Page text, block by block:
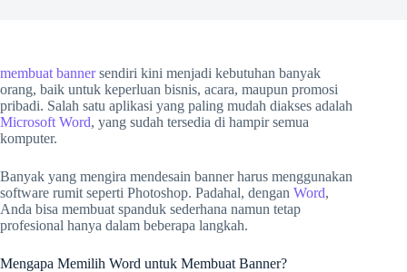
membuat bannersendiri kini menjadi kebutuhan banyak
orang, baik untuk keperluan bisnis, acara, maupun promosi
pribadi. Salah satu aplikasi yang paling mudah diakses adalah
Microsoft Word, yang sudah tersedia di hampir semua
komputer.
Banyak yang mengira mendesain banner harus menggunakan
software rumit seperti Photoshop. Padahal, dengan Word,
Anda bisa membuat spanduk sederhana namun tetap
profesional hanya dalam beberapa langkah.
Mengapa Memilih Word untuk Membuat Banner?